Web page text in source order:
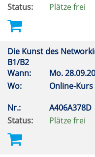
Status:
Plätze frei
Die Kunst des
B1/B2
Wann:
Mo.
Wo:
Online-Kurs
Nr.:
A406A378D
Status:
Plätze frei